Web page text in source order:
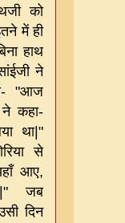
को
में ही
हाथ
ने
- "आज
ने कहा-
था|"
से
आए,
|"जब
दिन